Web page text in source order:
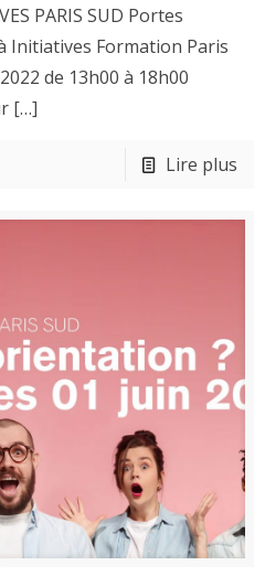
PARIS SUD Portes
Initiatives Formation Paris
de 13h00 à 18h00
[…]
Lire plus